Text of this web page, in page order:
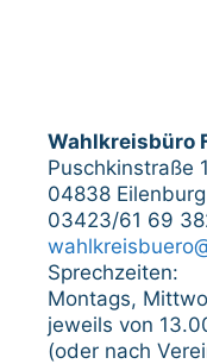
Wahlkreisbüro
Puschkinstraße
04838 Eilenburg
03423/61 69
Sprechzeiten:
Montags,
jeweils von
(oder nach